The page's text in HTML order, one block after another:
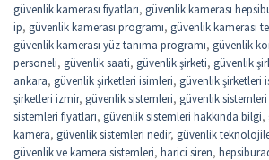
güvenlik kamerası fiyatları, güvenlik kamerası
ip, güvenlik kamerası programı, güvenlik kamerası
güvenlik kamerası yüz tanıma programı, güvenlik
personeli, güvenlik saati, güvenlik şirketi, güvenlik
ankara, güvenlik şirketleri isimleri, güvenlik şirketleri
şirketleri izmir, güvenlik sistemleri, güvenlik sistemleri
sistemleri fiyatları, güvenlik sistemleri hakkında bilgi,
kamera, güvenlik sistemleri nedir, güvenlik
güvenlik ve kamera sistemleri, harici siren,